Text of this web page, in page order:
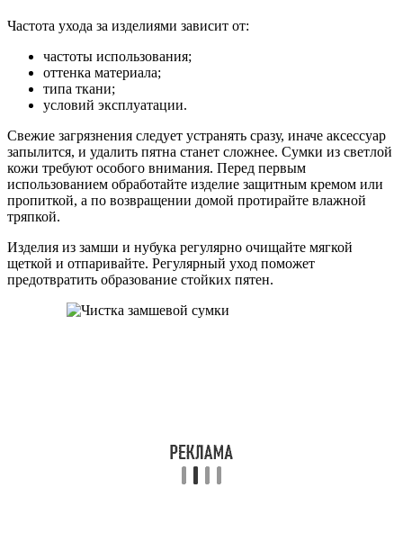
Частота ухода за изделиями зависит от:
частоты использования;
оттенка материала;
типа ткани;
условий эксплуатации.
Свежие загрязнения следует устранять сразу, иначе аксессуар
запылится, и удалить пятна станет сложнее. Сумки из светлой
кожи требуют особого внимания. Перед первым
использованием обработайте изделие защитным кремом или
пропиткой, а по возвращении домой протирайте влажной
тряпкой.
Изделия из замши и нубука регулярно очищайте мягкой
щеткой и отпаривайте. Регулярный уход поможет
предотвратить образование стойких пятен.